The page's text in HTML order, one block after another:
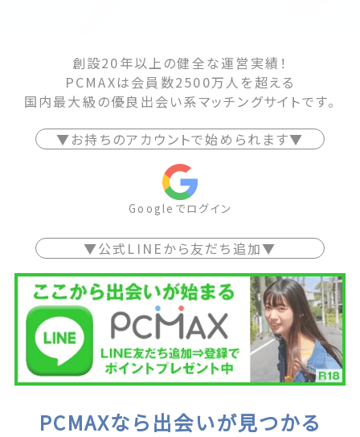
創設20年以上の健全な運営実績！
PCMAXは会員数2500万人を超える
国内最大級の優良出会い系マッチングサイトです。
▼お持ちのアカウントで始められます▼
Googleでログイン
▼公式LINEから友だち追加▼
PCMAXなら出会いが見つかる